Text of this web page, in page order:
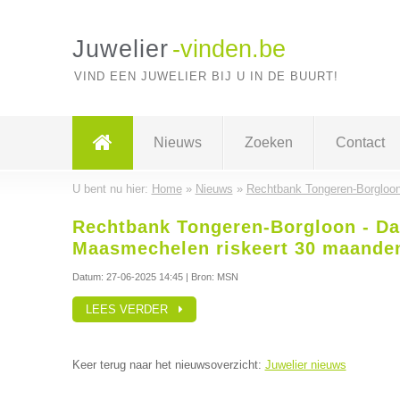
Juwelier -vinden.be
VIND EEN JUWELIER BIJ U IN DE BUURT!
Nieuws Zoeken Contact
U bent nu hier: Home» Nieuws » Rechtbank Tongeren-
Rechtbank Tongeren-Borgloon -
Maasmechelen riskeert 30
Datum: 27-06-2025 14:45| Bron: MSN
LEES VERDER
Keer terug naar het nieuwsoverzicht: Juwelier nieuws